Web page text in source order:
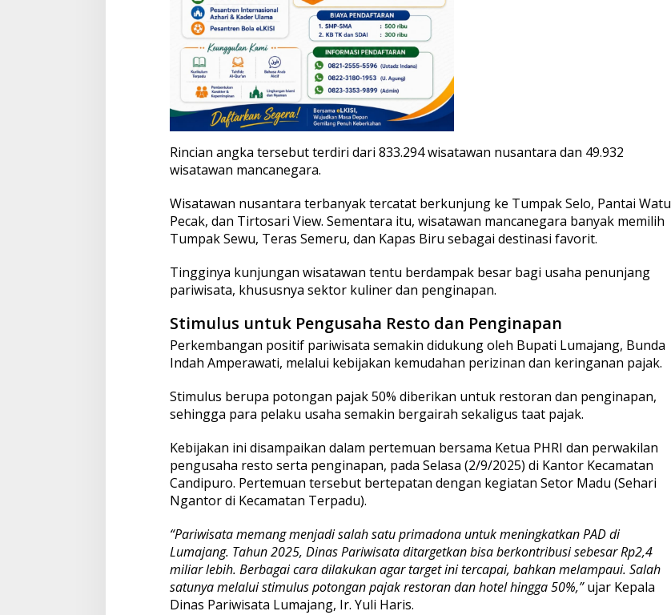
Rincian angka tersebut terdiri dari 833.294 wisatawan nusantara dan 49.932
wisatawan mancanegara.
Wisatawan nusantara terbanyak tercatat berkunjung ke Tumpak Selo, Pantai Watu
Pecak, dan Tirtosari View. Sementara itu, wisatawan mancanegara banyak memilih
Tumpak Sewu, Teras Semeru, dan Kapas Biru sebagai destinasi favorit.
Tingginya kunjungan wisatawan tentu berdampak besar bagi usaha penunjang
pariwisata, khususnya sektor kuliner dan penginapan.
Stimulus untuk Pengusaha Resto dan Penginapan
Perkembangan positif pariwisata semakin didukung oleh Bupati Lumajang, Bunda
Indah Amperawati, melalui kebijakan kemudahan perizinan dan keringanan pajak.
Stimulus berupa potongan pajak 50% diberikan untuk restoran dan penginapan,
sehingga para pelaku usaha semakin bergairah sekaligus taat pajak.
Kebijakan ini disampaikan dalam pertemuan bersama Ketua PHRI dan perwakilan
pengusaha resto serta penginapan, pada Selasa (2/9/2025) di Kantor Kecamatan
Candipuro. Pertemuan tersebut bertepatan dengan kegiatan Setor Madu (Sehari
Ngantor di Kecamatan Terpadu).
“Pariwisata memang menjadi salah satu primadona untuk meningkatkan PAD di
Lumajang. Tahun 2025, Dinas Pariwisata ditargetkan bisa berkontribusi sebesar Rp2,4
miliar lebih. Berbagai cara dilakukan agar target ini tercapai, bahkan melampaui. Salah
satunya melalui stimulus potongan pajak restoran dan hotel hingga 50%,”ujar Kepala
Dinas Pariwisata Lumajang, Ir. Yuli Haris.